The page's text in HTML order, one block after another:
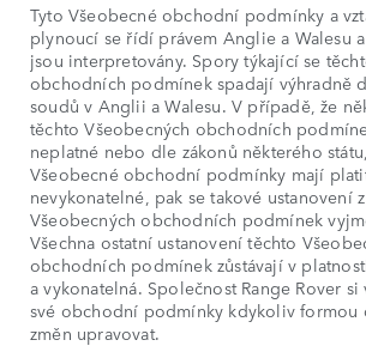
Tyto Všeobecné obchodní podmínky a
plynoucí se řídí právem Anglie a Walesu
jsou interpretovány. Spory týkající se
obchodních podmínek spadají výhradně
soudů v Anglii a Walesu. V případě, že
těchto Všeobecných obchodních
neplatné nebo dle zákonů některého
Všeobecné obchodní podmínky mají
nevykonatelné, pak se takové ustanovení
Všeobecných obchodních podmínek
Všechna ostatní ustanovení těchto
obchodních podmínek zůstávají v
a vykonatelná. Společnost Range Rover si
své obchodní podmínky kdykoliv formou
změn upravovat.